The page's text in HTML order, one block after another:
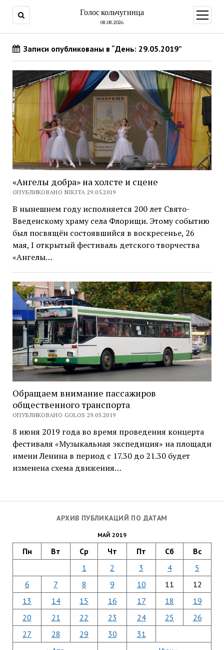
Голос кольчугинца
08.08.2026
меню
АРХИВ ПУБЛИКАЦИЙ ПО ДАТАМ
МАЙ 2019
Пн Вт Ср Чт Пт Сб Вс
1 2 3 4
5
6
7 8 9 10 11
12
13
14 15 16 17 18
19
20
21 22 23 24 25
26
27
28 29 30 31
Записи опубликованы в “День: 29.05.2019”
«Ангелы добра» на холсте и сцене
ОПУБЛИКОВАНО NIKITA 29.05.2019
В нынешнем году исполняется 200 лет Свято-
Введенскому храму села Флорищи. Этому событию
был посвящён состоявшийся в воскресенье, 26
мая, I открытый фестиваль детского творчества
«Ангелы…
Обращаем внимание пассажиров
общественного транспорта
ОПУБЛИКОВАНО GOLOS 29.05.2019
8 июня 2019 года во время проведения концерта
фестиваля «Музыкальная экспедиция» на площади
имени Ленина в период с 17.30 до 21.30 будет
изменена схема движения…